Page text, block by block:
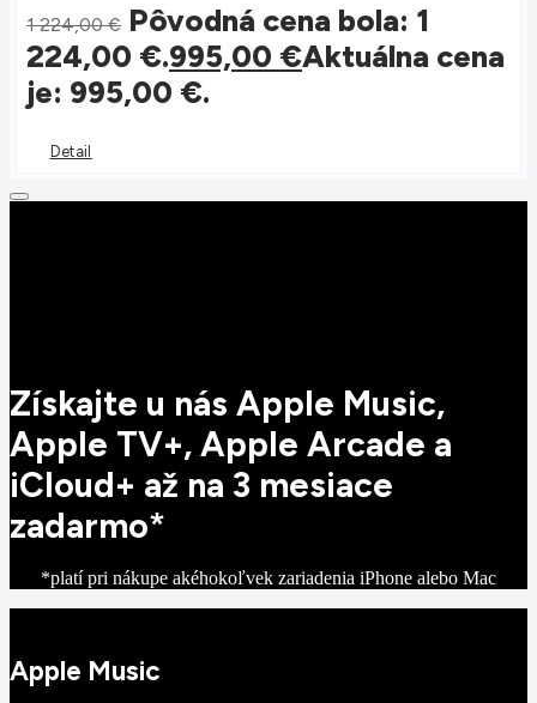
1 224,00€ Pôvodná cena bola: 1
224,00 €.995,00 €Aktuálna cena
je: 995,00 €.
Detail
Získajte u nás Apple Music,
Apple TV+, Apple Arcade a
iCloud+ až na 3 mesiace
zadarmo*
*platí pri nákupe akéhokoľvek zariadenia iPhone alebo Mac
Apple Music